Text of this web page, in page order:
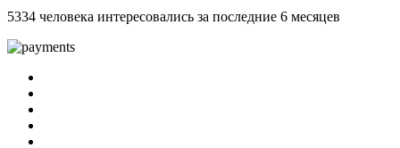
5334 человека интересовались за последние 6 месяцев